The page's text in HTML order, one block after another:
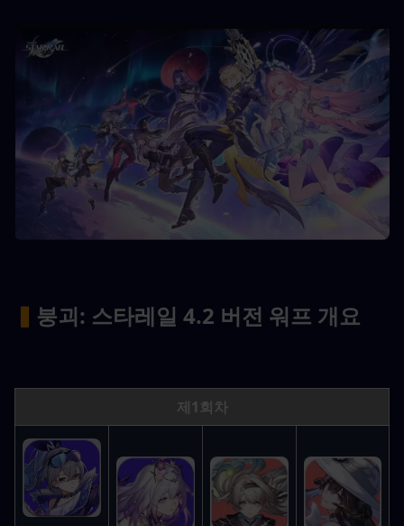
▍ 붕괴: 스타레일 4.2 버전 워프 개요
제1회차